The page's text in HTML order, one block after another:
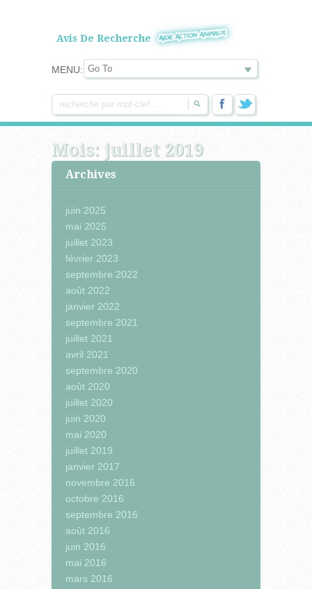
Avis De Recherche
MENU:
Mois: juillet 2019
Archives
juin 2025
mai 2025
juillet 2023
février 2023
septembre 2022
août 2022
janvier 2022
septembre 2021
juillet 2021
avril 2021
septembre 2020
août 2020
juillet 2020
juin 2020
mai 2020
juillet 2019
janvier 2017
novembre 2016
octobre 2016
septembre 2016
août 2016
juin 2016
mai 2016
mars 2016